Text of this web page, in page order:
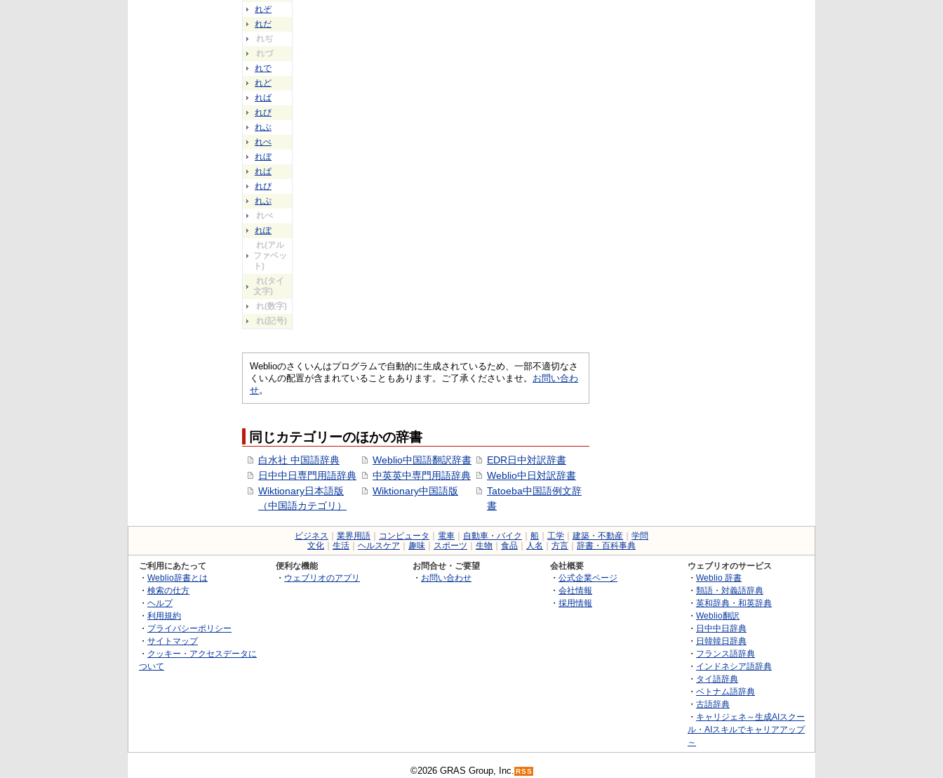
れぞ
れだ
れぢ
れづ
れで
れど
れば
れび
れぶ
れべ
れぼ
れぱ
れぴ
れぷ
れぺ
れぽ
れ(アル
ファベッ
ト)
れ(タイ
文字)
れ(数字)
れ(記号)
Weblioのさくいんはプログラムで自動的に生成されているため、一部不適切なさ
くいんの配置が含まれていることもあります。ご了承くださいませ。 お問い合わ
せ。
同じカテゴリーのほかの辞書
白水社 中国語辞典
日中中日専門用語辞典
Wiktionary日本語版
（中国語カテゴリ）
Weblio中国語翻訳辞書
中英英中専門用語辞典
Wiktionary中国語版
EDR日中対訳辞書
Weblio中日対訳辞書
Tatoeba中国語例文辞
書
ビジネス 業界用語 コンピュータ 電車 自動車・バイク 船 工学 建築・不動産
学問
文化
生活 ヘルスケア 趣味 スポーツ 生物 食品 人名 方言 辞書・百科事典
ご利用にあたって
・ Weblio辞書とは
・ 検索の仕方
・ ヘルプ
・ 利用規約
・ プライバシーポリシー
・ サイトマップ
・ クッキー・アクセスデータに
ついて
便利な機能
・ ウェブリオのアプリ
お問合せ・ご要望
・ お問い合わせ
会社概要
・ 公式企業ページ
・ 会社情報
・ 採用情報
ウェブリオのサービス
・ Weblio 辞書
・ 類語・対義語辞典
・ 英和辞典・和英辞典
・ Weblio翻訳
・ 日中中日辞典
・ 日韓韓日辞典
・ フランス語辞典
・ インドネシア語辞典
・ タイ語辞典
・ ベトナム語辞典
・ 古語辞典
・ キャリジェネ～生成AIスクー
ル・AIスキルでキャリアアップ
～
©2026 GRAS Group, Inc. RSS